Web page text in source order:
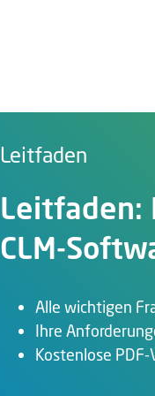
Leitfaden
Leitfaden:
CLM-
Alle wichtigen
Ihre
Kostenlose PDF-